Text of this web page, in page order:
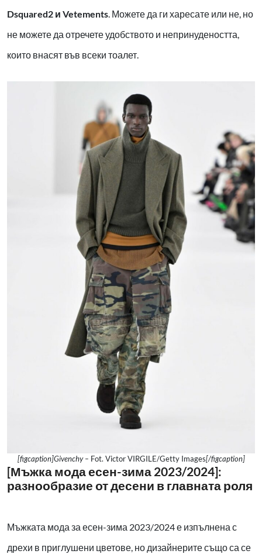
Dsquared2 и Vetements. Можете да ги харесате или не, но
не можете да отречете удобството и непринудеността,
които внасят във всеки тоалет.
[figcaption]Givenchy – Fot. Victor VIRGILE/Getty Images[/figcaption]
[Мъжка мода есен-зима 2023/2024]:
разнообразие от десени в главната роля
Мъжката мода за есен-зима 2023/2024 е изпълнена с
дрехи в приглушени цветове, но дизайнерите също са се